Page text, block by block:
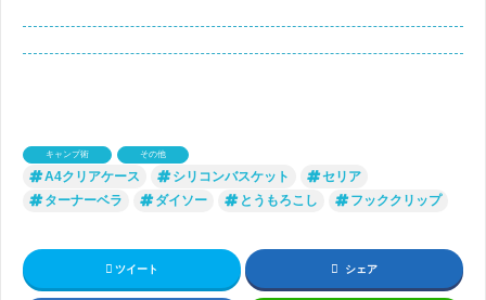
キャンプ術 その他
A4クリアケース シリコンバスケット
セリア
ターナーベラ
ダイソー とうもろこし フッククリップ
ツイート シェア